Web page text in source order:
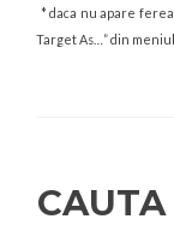
* daca nu apare
Target As…” din
CAUTA